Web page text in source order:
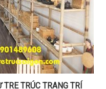
TRÚC TRANG TRÍ